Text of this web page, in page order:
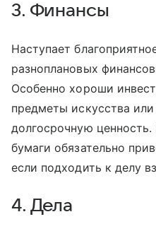
3. Финансы
Наступает
разноплановых
Особенно хороши
предметы искусства
долгосрочную
бумаги обязательно
если подходить к делу
4. Дела